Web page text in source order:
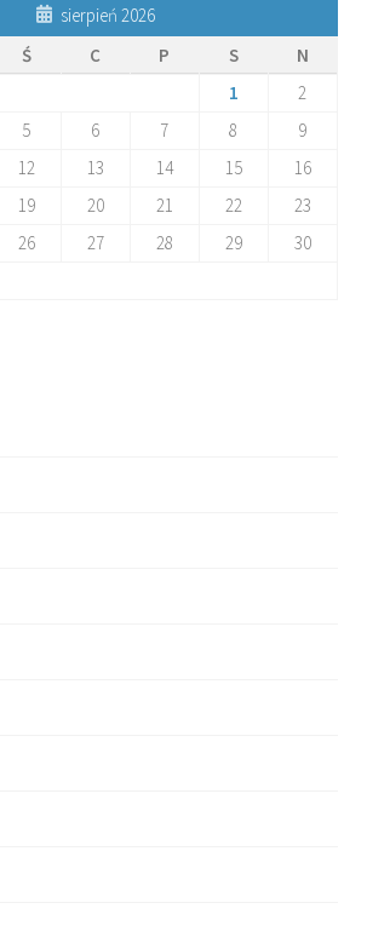
sierpień 2026
Ś C P S
N
1
2
5 6 7 8
9
12 13 14 15
16
19 20 21 22
23
26 27 28 29
30